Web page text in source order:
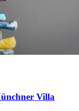
Villa